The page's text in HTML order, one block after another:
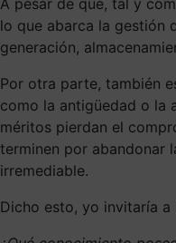
lo que abarca la gestión
generación,
Por otra parte, también
como la antigüedad o la
méritos pierdan el
terminen por abandonar
irremediable.
Dicho esto, yo invitaría a